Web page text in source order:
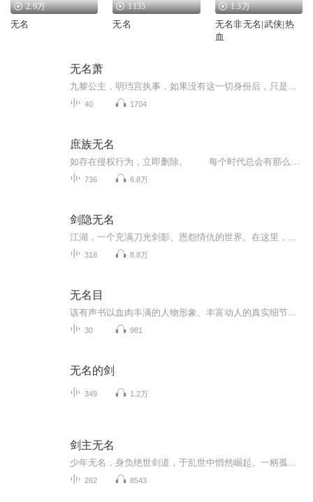
2.9万
无名
1135
无名
1.3万
无名非无名|武侠|热
血
无名萧
40 1704
庶族无名
736 6.8万
剑隐无名
318 8.8万
无名目
30 981
无名的剑
349 1.2万
剑主无名
262 8543